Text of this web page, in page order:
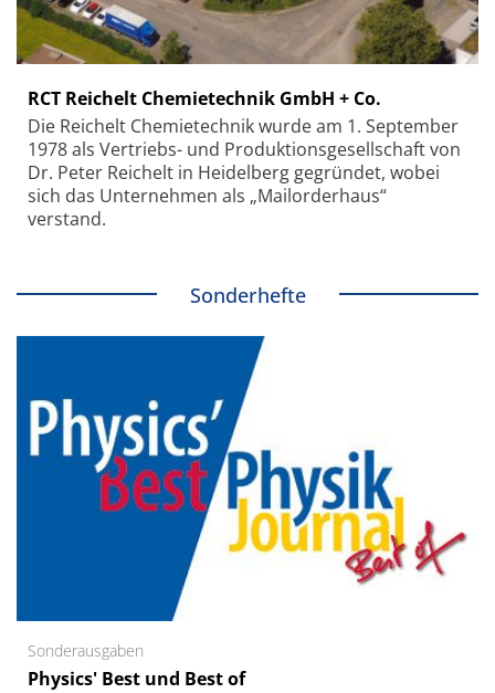
RCT Reichelt Chemietechnik GmbH + Co.
Die Reichelt Chemietechnik wurde am 1. September
1978 als Vertriebs- und Produktionsgesellschaft von
Dr. Peter Reichelt in Heidelberg gegründet, wobei
sich das Unternehmen als „Mailorderhaus“
verstand.
Sonderhefte
Sonderausgaben
Physics' Best und Best of